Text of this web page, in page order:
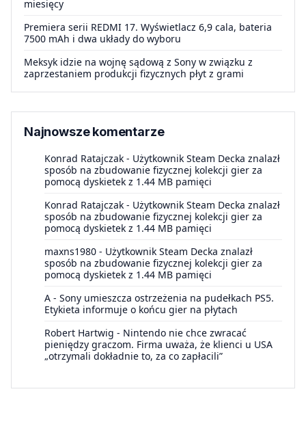
miesięcy
Premiera serii REDMI 17. Wyświetlacz 6,9 cala, bateria
7500 mAh i dwa układy do wyboru
Meksyk idzie na wojnę sądową z Sony w związku z
zaprzestaniem produkcji fizycznych płyt z grami
Najnowsze komentarze
Konrad Ratajczak - Użytkownik Steam Decka znalazł
sposób na zbudowanie fizycznej kolekcji gier za
pomocą dyskietek z 1.44 MB pamięci
Konrad Ratajczak - Użytkownik Steam Decka znalazł
sposób na zbudowanie fizycznej kolekcji gier za
pomocą dyskietek z 1.44 MB pamięci
maxns1980 - Użytkownik Steam Decka znalazł
sposób na zbudowanie fizycznej kolekcji gier za
pomocą dyskietek z 1.44 MB pamięci
A - Sony umieszcza ostrzeżenia na pudełkach PS5.
Etykieta informuje o końcu gier na płytach
Robert Hartwig - Nintendo nie chce zwracać
pieniędzy graczom. Firma uważa, że klienci u USA
„otrzymali dokładnie to, za co zapłacili”